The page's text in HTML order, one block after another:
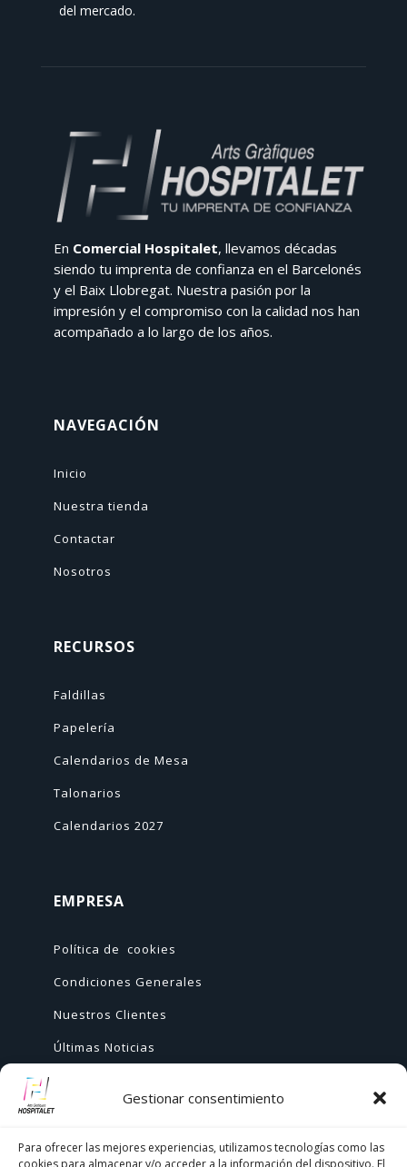
Gestionar consentimiento
Para ofrecer las mejores experiencias, utilizamos tecnologías como las
cookies para almacenar y/o acceder a la información del dispositivo. El
del mercado.
En Comercial Hospitalet, llevamos décadas
siendo tu imprenta de confianza en el Barcelonés
y el Baix Llobregat. Nuestra pasión por la
impresión y el compromiso con la calidad nos han
acompañado a lo largo de los años.
NAVEGACIÓN
Inicio
Nuestra tienda
Contactar
Nosotros
RECURSOS
Faldillas
Papelería
Calendarios de Mesa
Talonarios
Calendarios 2027
EMPRESA
Política de cookies
Condiciones Generales
Nuestros Clientes
Últimas Noticias